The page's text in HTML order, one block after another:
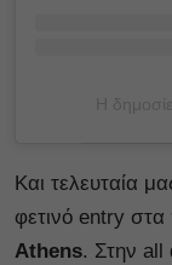
Και τελευταία
φετινό entry
Athens. Στην all